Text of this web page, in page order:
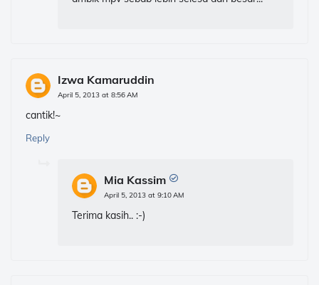
Izwa Kamaruddin
April 5, 2013 at 8:56 AM
cantik!~
Reply
Mia Kassim
April 5, 2013 at 9:10 AM
Terima kasih.. :-)